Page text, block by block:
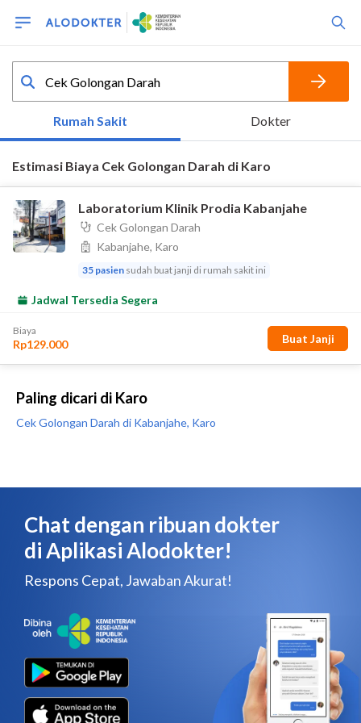
Paling dicari di Karo
Cek Golongan Darah di Kabanjahe, Karo